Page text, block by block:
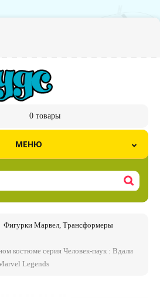
0товары
МЕНЮ
Фигурки Марвел, Трансформеры
костюме серия Человек-паук : Вдали
Legends